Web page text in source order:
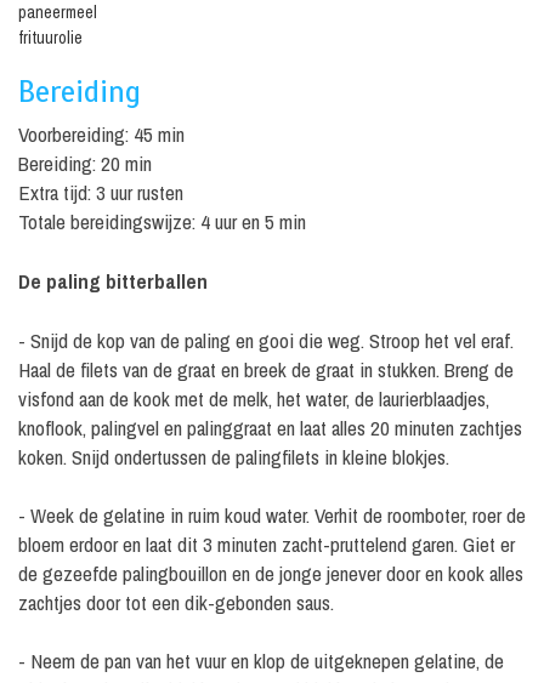
paneermeel
frituurolie
Bereiding
Voorbereiding: 45 min
Bereiding: 20 min
Extra tijd: 3 uur rusten
Totale bereidingswijze: 4 uur en 5 min
De paling bitterballen
- Snijd de kop van de paling en gooi die weg. Stroop het vel eraf.
Haal de filets van de graat en breek de graat in stukken. Breng de
visfond aan de kook met de melk, het water, de laurierblaadjes,
knoflook, palingvel en palinggraat en laat alles 20 minuten zachtjes
koken. Snijd ondertussen de palingfilets in kleine blokjes.
- Week de gelatine in ruim koud water. Verhit de roomboter, roer de
bloem erdoor en laat dit 3 minuten zacht-pruttelend garen. Giet er
de gezeefde palingbouillon en de jonge jenever door en kook alles
zachtjes door tot een dik-gebonden saus.
- Neem de pan van het vuur en klop de uitgeknepen gelatine, de